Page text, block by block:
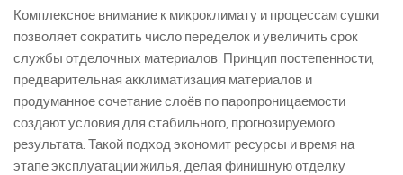
Комплексное внимание к микроклимату и процессам сушки
позволяет сократить число переделок и увеличить срок
службы отделочных материалов. Принцип постепенности,
предварительная акклиматизация материалов и
продуманное сочетание слоёв по паропроницаемости
создают условия для стабильного, прогнозируемого
результата. Такой подход экономит ресурсы и время на
этапе эксплуатации жилья, делая финишную отделку